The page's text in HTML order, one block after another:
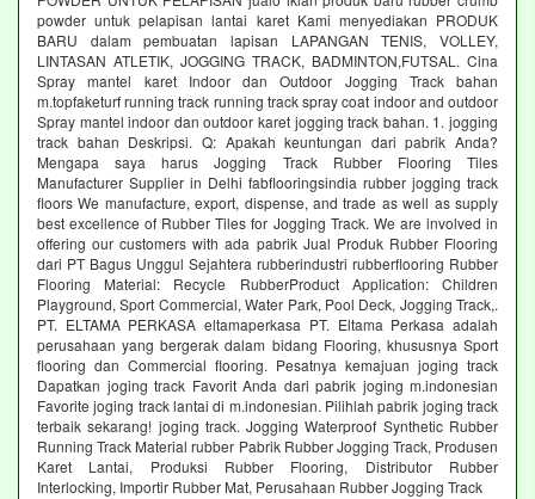
powder untuk pelapisan lantai karet Kami menyediakan PRODUK
BARU dalam pembuatan lapisan LAPANGAN TENIS, VOLLEY,
LINTASAN ATLETIK, JOGGING TRACK, BADMINTON,FUTSAL. Cina
Spray mantel karet Indoor dan Outdoor Jogging Track bahan
m.topfaketurf running track running track spray coat indoor and outdoor
Spray mantel indoor dan outdoor karet jogging track bahan. 1. jogging
track bahan Deskripsi. Q: Apakah keuntungan dari pabrik Anda?
Mengapa saya harus Jogging Track Rubber Flooring Tiles
Manufacturer Supplier in Delhi fabflooringsindia rubber jogging track
floors We manufacture, export, dispense, and trade as well as supply
best excellence of Rubber Tiles for Jogging Track. We are involved in
offering our customers with ada pabrik Jual Produk Rubber Flooring
dari PT Bagus Unggul Sejahtera rubberindustri rubberflooring Rubber
Flooring Material: Recycle RubberProduct Application: Children
Playground, Sport Commercial, Water Park, Pool Deck, Jogging Track,.
PT. ELTAMA PERKASA eltamaperkasa PT. Eltama Perkasa adalah
perusahaan yang bergerak dalam bidang Flooring, khususnya Sport
flooring dan Commercial flooring. Pesatnya kemajuan joging track
Dapatkan joging track Favorit Anda dari pabrik joging m.indonesian
Favorite joging track lantai di m.indonesian. Pilihlah pabrik joging track
terbaik sekarang! joging track. Jogging Waterproof Synthetic Rubber
Running Track Material rubber Pabrik Rubber Jogging Track, Produsen
Karet Lantai, Produksi Rubber Flooring, Distributor Rubber
Interlocking, Importir Rubber Mat, Perusahaan Rubber Jogging Track